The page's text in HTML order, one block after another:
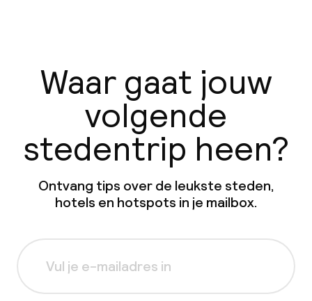
Waar gaat jouw
volgende
stedentrip heen?
Ontvang tips over de leukste steden,
hotels en hotspots in je mailbox.